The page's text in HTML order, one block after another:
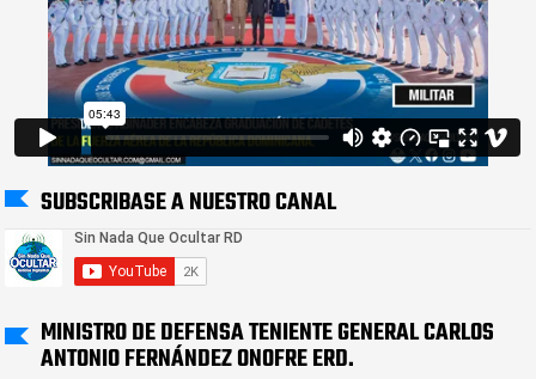
SUBSCRIBASE A NUESTRO CANAL
MINISTRO DE DEFENSA TENIENTE GENERAL CARLOS
ANTONIO FERNÁNDEZ ONOFRE ERD.